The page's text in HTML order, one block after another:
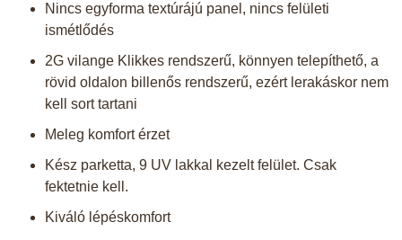
Nincs egyforma textúrájú panel, nincs felületi
ismétlődés
2G vilange Klikkes rendszerű, könnyen telepíthető, a
rövid oldalon billenős rendszerű, ezért lerakáskor nem
kell sort tartani
Meleg komfort érzet
Kész parketta, 9 UV lakkal kezelt felület. Csak
fektetnie kell.
Kiváló lépéskomfort